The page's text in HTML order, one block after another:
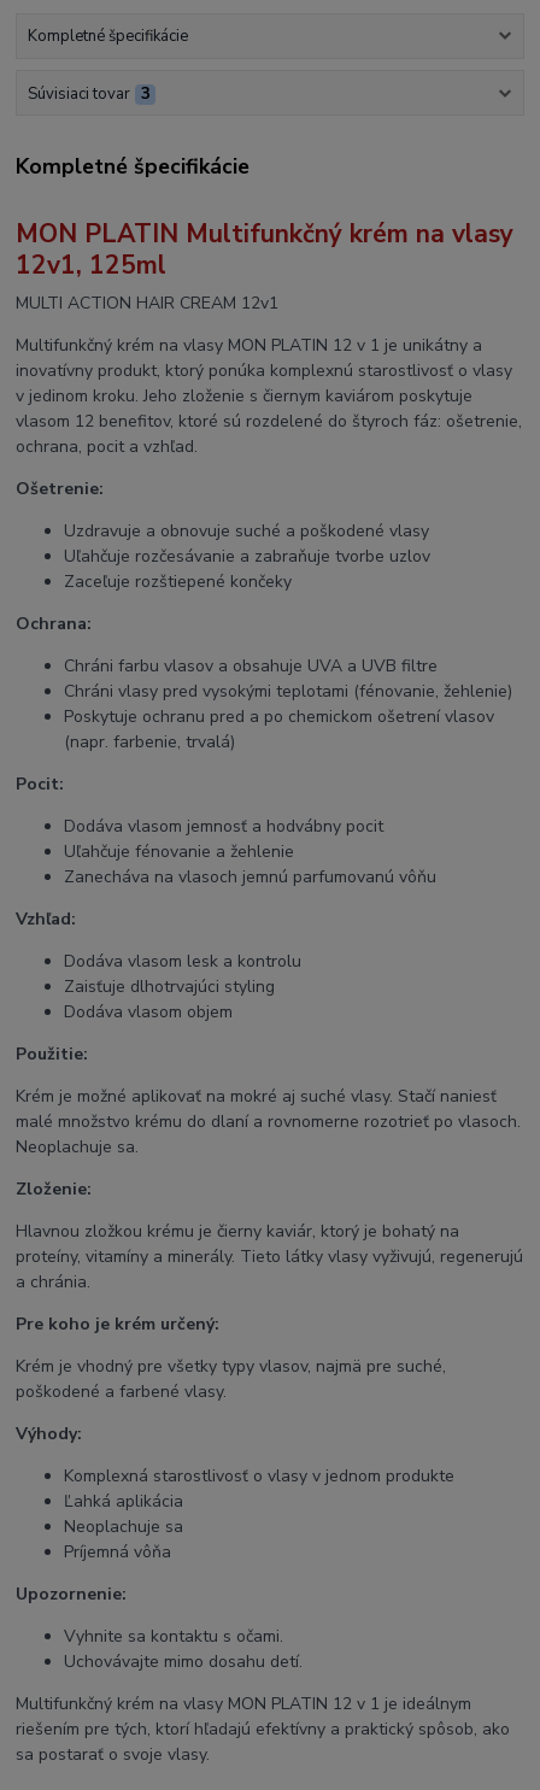
Kompletné špecifikácie
Súvisiaci tovar 3
Kompletné špecifikácie
MON PLATIN Multifunkčný krém na vlasy
12v1, 125ml
MULTI ACTION HAIR CREAM 12v1
Multifunkčný krém na vlasy MON PLATIN 12 v 1 je unikátny a
inovatívny produkt, ktorý ponúka komplexnú starostlivosť o vlasy
v jedinom kroku. Jeho zloženie s čiernym kaviárom poskytuje
vlasom 12 benefitov, ktoré sú rozdelené do štyroch fáz: ošetrenie,
ochrana, pocit a vzhľad.
Ošetrenie:
Uzdravuje a obnovuje suché a poškodené vlasy
Uľahčuje rozčesávanie a zabraňuje tvorbe uzlov
Zaceľuje rozštiepené končeky
Ochrana:
Chráni farbu vlasov a obsahuje UVA a UVB filtre
Chráni vlasy pred vysokými teplotami (fénovanie, žehlenie)
Poskytuje ochranu pred a po chemickom ošetrení vlasov
(napr. farbenie, trvalá)
Pocit:
Dodáva vlasom jemnosť a hodvábny pocit
Uľahčuje fénovanie a žehlenie
Zanecháva na vlasoch jemnú parfumovanú vôňu
Vzhľad:
Dodáva vlasom lesk a kontrolu
Zaisťuje dlhotrvajúci styling
Dodáva vlasom objem
Použitie:
Krém je možné aplikovať na mokré aj suché vlasy. Stačí naniesť
malé množstvo krému do dlaní a rovnomerne rozotrieť po vlasoch.
Neoplachuje sa.
Zloženie:
Hlavnou zložkou krému je čierny kaviár, ktorý je bohatý na
proteíny, vitamíny a minerály. Tieto látky vlasy vyživujú, regenerujú
a chránia.
Pre koho je krém určený:
Krém je vhodný pre všetky typy vlasov, najmä pre suché,
poškodené a farbené vlasy.
Výhody:
Komplexná starostlivosť o vlasy v jednom produkte
Ľahká aplikácia
Neoplachuje sa
Príjemná vôňa
Upozornenie:
Vyhnite sa kontaktu s očami.
Uchovávajte mimo dosahu detí.
Multifunkčný krém na vlasy MON PLATIN 12 v 1 je ideálnym
riešením pre tých, ktorí hľadajú efektívny a praktický spôsob, ako
sa postarať o svoje vlasy.